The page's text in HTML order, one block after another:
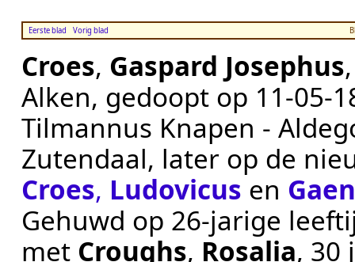
Eerste blad Vorig blad
Croes, Gaspard Josephus
Alken, gedoopt op
Tilmannus Knapen -
Zutendaal, later op de
Croes, Ludovicus en
Gehuwd op 26-jarige
met Croughs, Rosalia, 30